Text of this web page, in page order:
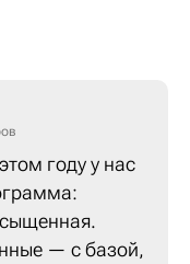
году у нас
— с базой,